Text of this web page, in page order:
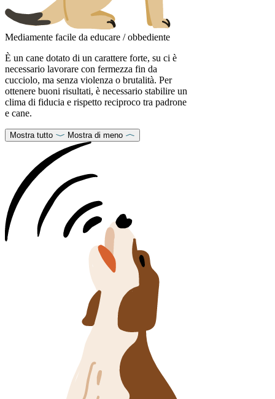
Mediamente facile da educare / obbediente
È un cane dotato di un carattere forte, su ci è
necessario lavorare con fermezza fin da
cucciolo, ma senza violenza o brutalità. Per
ottenere buoni risultati, è necessario stabilire un
clima di fiducia e rispetto reciproco tra padrone
e cane.
Mostra tutto Mostra di meno